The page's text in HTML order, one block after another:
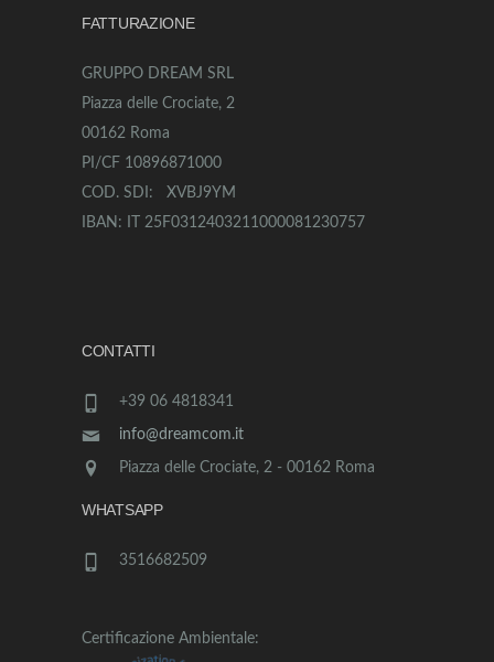
FATTURAZIONE
GRUPPO DREAM SRL
Piazza delle Crociate, 2
00162 Roma
PI/CF 10896871000
COD. SDI: XVBJ9YM
IBAN: IT 25F0312403211000081230757
CONTATTI
+39 06 4818341
info@dreamcom.it
Piazza delle Crociate, 2 - 00162 Roma
WHATSAPP
3516682509
Certificazione Ambientale: